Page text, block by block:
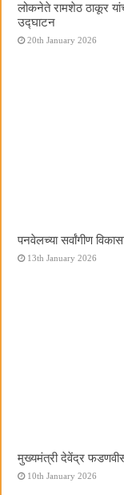
लोकनेते रामशेठ ठाकूर
उद्घाटन
20th January 2026
पनवेलच्या सर्वांगीण
13th January 2026
मुख्यमंत्री देवेंद्र
10th January 2026